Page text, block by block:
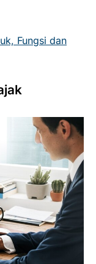
Fungsi dan